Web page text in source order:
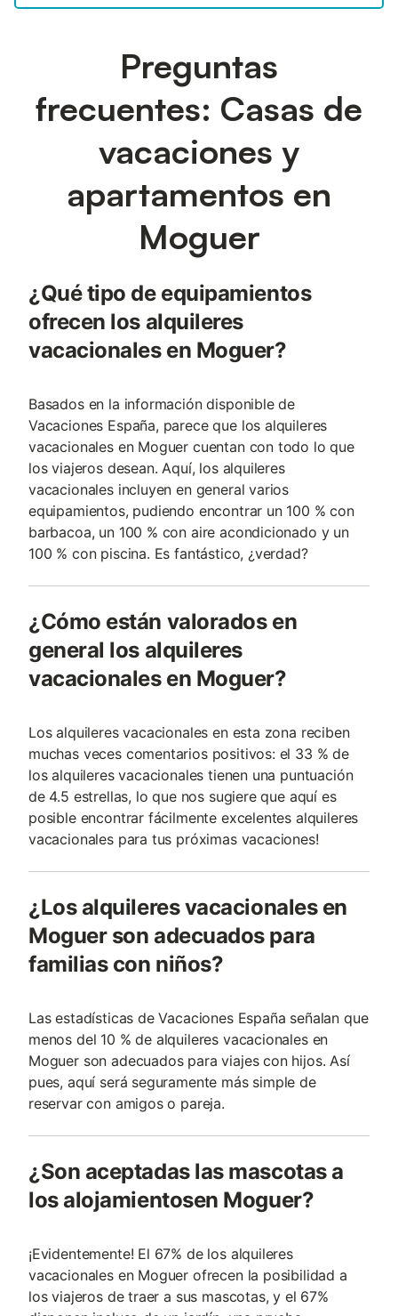
Preguntas
frecuentes: Casas de
vacaciones y
apartamentos en
Moguer
¿Qué tipo de equipamientos
ofrecen los alquileres
vacacionales en Moguer?
Basados en la información disponible de
Vacaciones España, parece que los alquileres
vacacionales en Moguer cuentan con todo lo que
los viajeros desean. Aquí, los alquileres
vacacionales incluyen en general varios
equipamientos, pudiendo encontrar un 100 % con
barbacoa, un 100 % con aire acondicionado y un
100 % con piscina. Es fantástico, ¿verdad?
¿Cómo están valorados en
general los alquileres
vacacionales en Moguer?
Los alquileres vacacionales en esta zona reciben
muchas veces comentarios positivos: el 33 % de
los alquileres vacacionales tienen una puntuación
de 4.5 estrellas, lo que nos sugiere que aquí es
posible encontrar fácilmente excelentes alquileres
vacacionales para tus próximas vacaciones!
¿Los alquileres vacacionales en
Moguer son adecuados para
familias con niños?
Las estadísticas de Vacaciones España señalan que
menos del 10 % de alquileres vacacionales en
Moguer son adecuados para viajes con hijos. Así
pues, aquí será seguramente más simple de
reservar con amigos o pareja.
¿Son aceptadas las mascotas a
los alojamientosen Moguer?
¡Evidentemente! El 67% de los alquileres
vacacionales en Moguer ofrecen la posibilidad a
los viajeros de traer a sus mascotas, y el 67%